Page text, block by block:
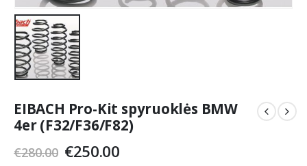
EIBACH Pro-Kit spyruoklės BMW
4er (F32/F36/F82)
€280.00 Original
€250.00Current